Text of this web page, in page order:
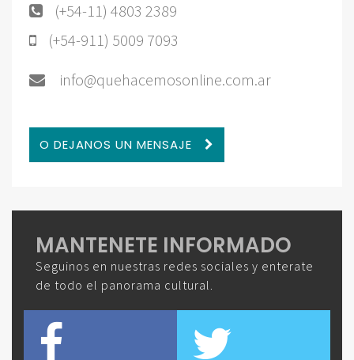
(+54-11) 4803 2389
(+54-911) 5009 7093
info@quehacemosonline.com.ar
O DEJANOS UN MENSAJE
MANTENETE INFORMADO
Seguinos en nuestras redes sociales y enterate
de todo el panorama cultural.